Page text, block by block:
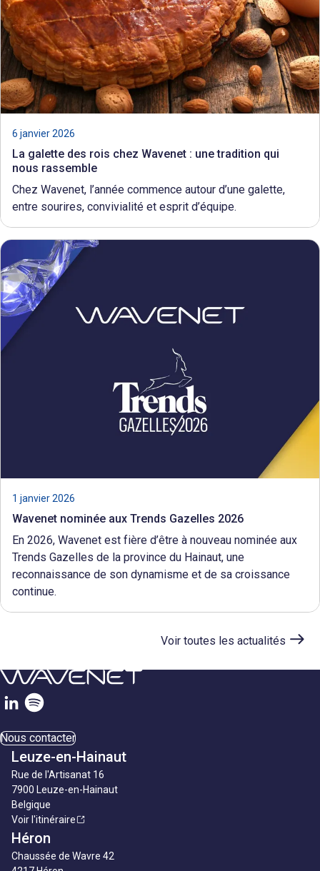
6 janvier 2026
La galette des rois chez Wavenet : une tradition qui
nous rassemble
Chez Wavenet, l’année commence autour d’une galette,
entre sourires, convivialité et esprit d’équipe.
savoir
plus
1 janvier 2026
Wavenet nominée aux Trends Gazelles 2026
En 2026, Wavenet est fière d’être à nouveau nominée aux
Trends Gazelles de la province du Hainaut, une
reconnaissance de son dynamisme et de sa croissance
continue.
Voir toutes les actualités
Nous contacter
Leuze-en-Hainaut
Rue de l'Artisanat 16
7900 Leuze-en-Hainaut
Belgique
Voir l'itinéraire
Héron
Chaussée de Wavre 42